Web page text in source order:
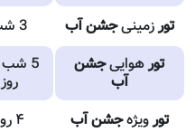
تورزمینیجشن آب 3 شب
تورهواییجشن
آب
روز
تورویژهجشن آب ۴ روز